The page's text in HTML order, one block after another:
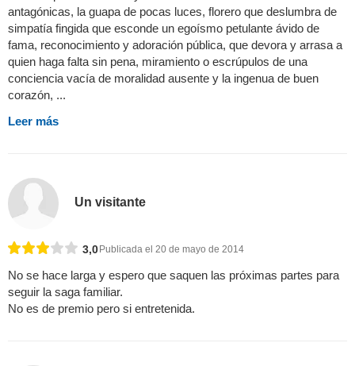
antagónicas, la guapa de pocas luces, florero que deslumbra de
simpatía fingida que esconde un egoísmo petulante ávido de
fama, reconocimiento y adoración pública, que devora y arrasa a
quien haga falta sin pena, miramiento o escrúpulos de una
conciencia vacía de moralidad ausente y la ingenua de buen
corazón, ...
Leer más
Un visitante
3,0Publicada el 20 de mayo de 2014
No se hace larga y espero que saquen las próximas partes para
seguir la saga familiar.
No es de premio pero si entretenida.